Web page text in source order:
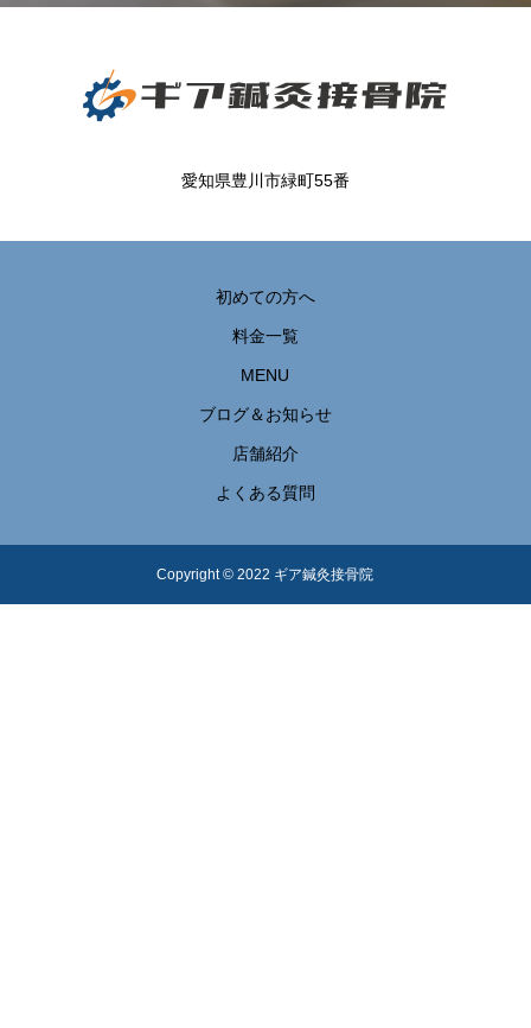
愛知県豊川市緑町55番
初めての方へ
料金一覧
MENU
ブログ＆お知らせ
店舗紹介
よくある質問
Copyright © 2022 ギア鍼灸接骨院